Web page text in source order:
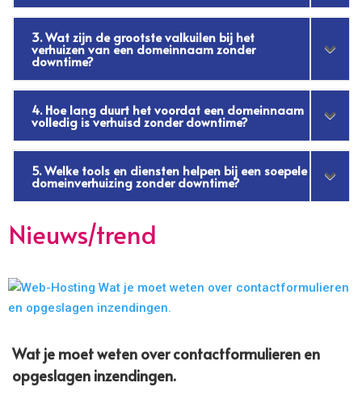
3. Wat zijn de grootste valkuilen bij het
verhuizen van een domeinnaam zonder
downtime?
4. Hoe lang duurt het voordat een domeinnaam
volledig is verhuisd zonder downtime?
5. Welke tools en diensten helpen bij een soepele
domeinverhuizing zonder downtime?
Nieuws/trend
Wat je moet weten over contactformulieren en
opgeslagen inzendingen.